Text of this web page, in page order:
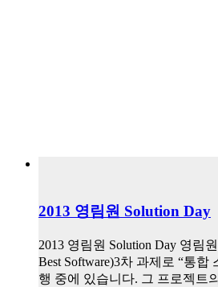
2013 영림원 Solution Day
2013 영림원 Solution Day 영림
Best Software)3차 과제로 “통합
행 중에 있습니다. 그 프로젝트